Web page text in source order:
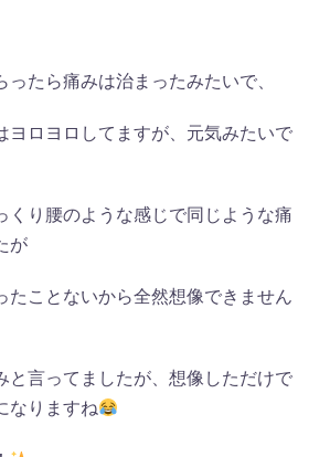
ったら痛みは治まったみたいで、
ヨロヨロしてますが、元気みたいで
くり腰のような感じで同じような痛
が
たことないから全然想像できません
と言ってましたが、想像しただけで
なりますね